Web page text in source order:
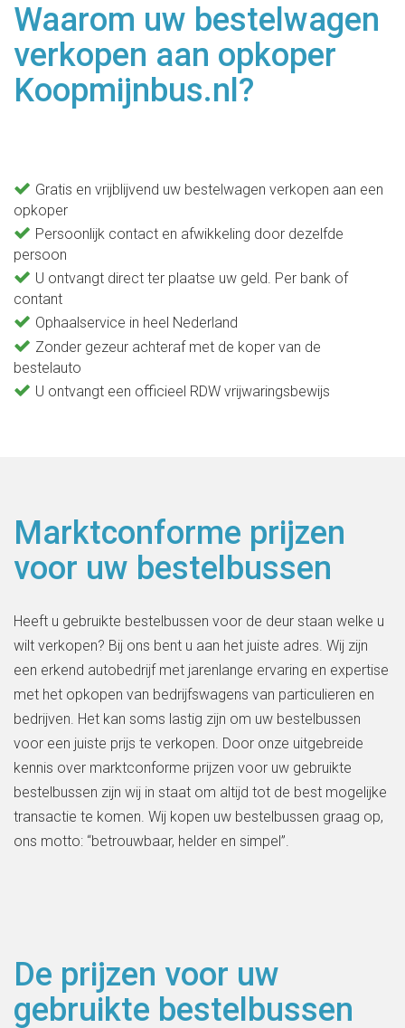
Waarom uw bestelwagen
verkopen aan opkoper
Koopmijnbus.nl?
Gratis en vrijblijvend uw bestelwagen verkopen aan een
opkoper
Persoonlijk contact en afwikkeling door dezelfde
persoon
U ontvangt direct ter plaatse uw geld. Per bank of
contant
Ophaalservice in heel Nederland
Zonder gezeur achteraf met de koper van de
bestelauto
U ontvangt een officieel RDW vrijwaringsbewijs
Marktconforme prijzen
voor uw bestelbussen
Heeft u gebruikte bestelbussen voor de deur staan welke u
wilt verkopen? Bij ons bent u aan het juiste adres. Wij zijn
een erkend autobedrijf met jarenlange ervaring en expertise
met het opkopen van bedrijfswagens van particulieren en
bedrijven. Het kan soms lastig zijn om uw bestelbussen
voor een juiste prijs te verkopen. Door onze uitgebreide
kennis over marktconforme prijzen voor uw gebruikte
bestelbussen zijn wij in staat om altijd tot de best mogelijke
transactie te komen. Wij kopen uw bestelbussen graag op,
ons motto: “betrouwbaar, helder en simpel”.
De prijzen voor uw
gebruikte bestelbussen